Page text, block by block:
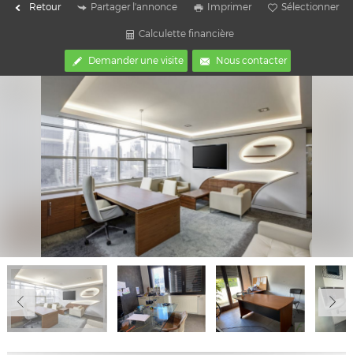
Retour Partager l'annonce Imprimer Sélectionner
Calculette financière
Demander une visite Nous contacter